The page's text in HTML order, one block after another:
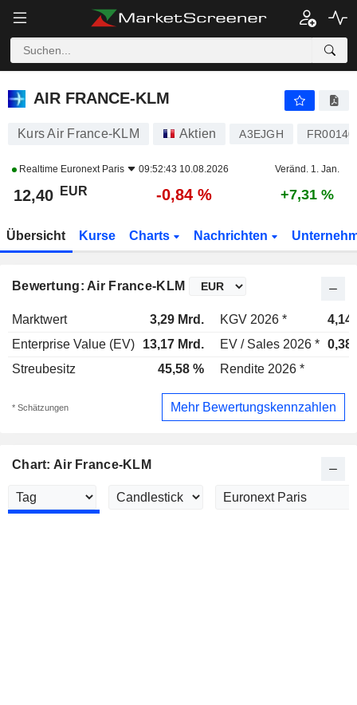
AIR FRANCE-KLM
AIR FRANCE-KLM
Kurs Air France-KLM Aktien A3EJGH
Realtime Euronext Paris 09:52:43 10.08.2026 Veränd. 1. Jan.
12,40 EUR -0,84 % +7,31 %
Übersicht Kurse Charts Nachrichten
Bewertung: Air France-KLM
Marktwert 3,29 Mrd. KGV 2026 *
Enterprise Value (EV)
13,17 Mrd. EV / Sales 2026 *
Streubesitz
45,58 % Rendite 2026 *
* Schätzungen Mehr Bewertungskennzahlen
Chart: Air France-KLM